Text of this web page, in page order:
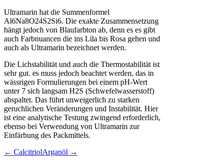
Ultramarin hat die Summenformel
Al6Na8O24S2Si6. Die exakte Zusammensetzung
hängt jedoch von Blaufarbton ab, denn es es gibt
auch Farbnuancen die ins Lila bis Rosa gehen und
auch als Ultramarin bezeichnet werden.
Die Lichstabilität und auch die Thermostabilität ist
sehr gut. es muss jedoch beachtet werden, das in
wässrigen Formulierungen bei einem pH-Wert
unter 7 sich langsam H2S (Schwefelwasserstoff)
abspaltet. Das führt unweigerlich zu starken
geruchlichen Veränderungen und Instabilität. Hier
ist eine analytische Testung zwingend erforderlich,
ebenso bei Verwendung von Ultramarin zur
Einfärbung des Packmittels.
← CalcitriolArganöl →